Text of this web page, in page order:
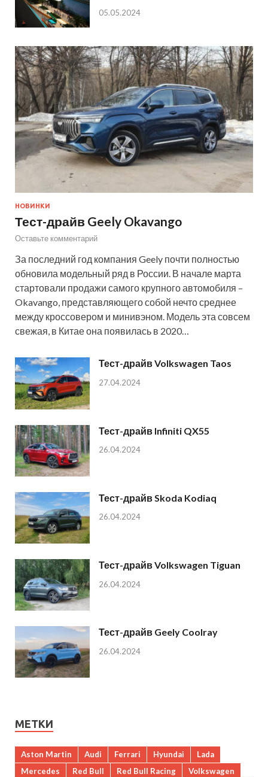
05.05.2024
НОВИНКИ
Тест-драйв Geely Okavango
Оставьте комментарий
За последний год компания Geely почти полностью
обновила модельный ряд в России. В начале марта
стартовали продажи самого крупного автомобиля –
Okavango, представляющего собой нечто среднее
между кроссовером и минивэном. Модель эта совсем
свежая, в Китае она появилась в 2020…
Тест-драйв Volkswagen Taos
27.04.2024
Тест-драйв Infiniti QX55
26.04.2024
Тест-драйв Skoda Kodiaq
26.04.2024
Тест-драйв Volkswagen Tiguan
26.04.2024
Тест-драйв Geely Coolray
26.04.2024
МЕТКИ
Aston Martin Audi Ferrari Hyundai
Lada
Mercedes
Red Bull Red Bull Racing
Volkswagen